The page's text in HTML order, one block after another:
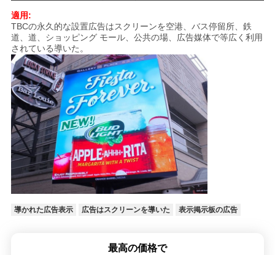
適用:
TBCの永久的な設置広告はスクリーンを空港、バス停留所、鉄
道、道、ショッピング モール、公共の場、広告媒体で等広く利用
されている導いた。
導かれた広告表示 広告はスクリーンを導いた 表示掲示板の広告
最高の価格で